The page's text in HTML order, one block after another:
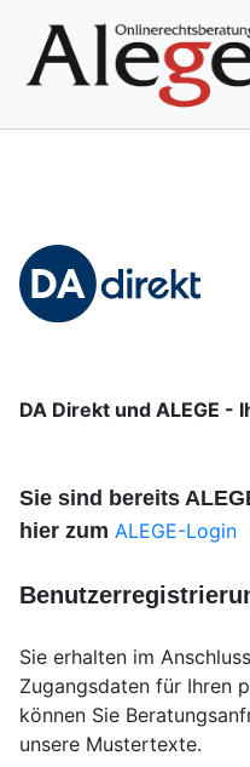
DA Direkt und ALEGE
Sie sind bereits
hier zum ALEGE-Login
Sie erhalten im
Zugangsdaten für Ihren
können Sie
unsere Mustertexte.